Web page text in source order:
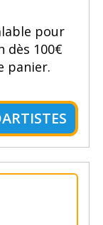
pour
dès 100€
panier.